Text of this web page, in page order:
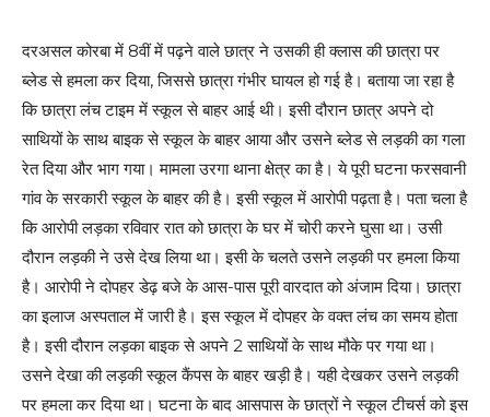
दरअसल कोरबा में 8वीं में पढ़ने वाले छात्र ने उसकी ही क्लास की छात्रा पर
ब्लेड से हमला कर दिया, जिससे छात्रा गंभीर घायल हो गई है। बताया जा रहा है
कि छात्रा लंच टाइम में स्कूल से बाहर आई थी। इसी दौरान छात्र अपने दो
साथियों के साथ बाइक से स्कूल के बाहर आया और उसने ब्लेड से लड़की का गला
रेत दिया और भाग गया। मामला उरगा थाना क्षेत्र का है। ये पूरी घटना फरसवानी
गांव के सरकारी स्कूल के बाहर की है। इसी स्कूल में आरोपी पढ़ता है। पता चला है
कि आरोपी लड़का रविवार रात को छात्रा के घर में चोरी करने घुसा था। उसी
दौरान लड़की ने उसे देख लिया था। इसी के चलते उसने लड़की पर हमला किया
है। आरोपी ने दोपहर डेढ़ बजे के आस-पास पूरी वारदात को अंजाम दिया। छात्रा
का इलाज अस्पताल में जारी है। इस स्कूल में दोपहर के वक्त लंच का समय होता
है। इसी दौरान लड़का बाइक से अपने 2 साथियों के साथ मौके पर गया था।
उसने देखा की लड़की स्कूल कैंपस के बाहर खड़ी है। यही देखकर उसने लड़की
पर हमला कर दिया था। घटना के बाद आसपास के छात्रों ने स्कूल टीचर्स को इस